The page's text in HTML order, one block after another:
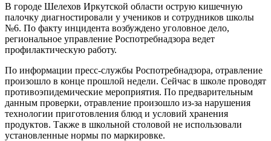
В городе Шелехов Иркутской области острую кишечную
палочку диагностировали у учеников и сотрудников школы
№6. По факту инцидента возбуждено уголовное дело,
региональное управление Роспотребнадзора ведет
профилактическую работу.
По информации пресс-службы Роспотребнадзора, отравление
произошло в конце прошлой недели. Сейчас в школе проводят
противоэпидемические мероприятия. По предварительным
данным проверки, отравление произошло из-за нарушения
технологии приготовления блюд и условий хранения
продуктов. Также в школьной столовой не использовали
установленные нормы по маркировке.